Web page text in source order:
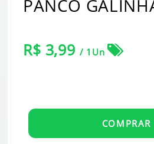
PANCO
R$ 3,99/ 1Un
COMPRAR